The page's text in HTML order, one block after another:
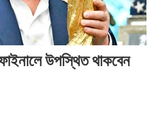
উপস্থিত থাকবেন